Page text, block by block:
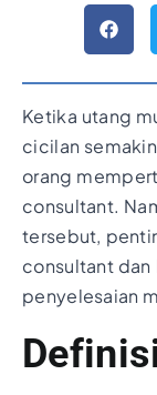
Ketika utang
cicilan
orang
consultant.
tersebut,
consultant dan
penyelesaian